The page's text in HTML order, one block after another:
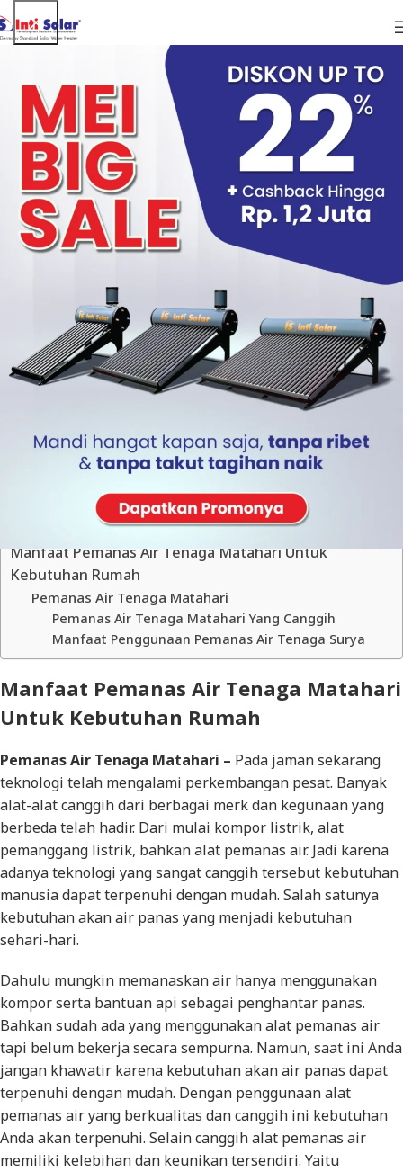
Manfaat Pemanas Air Tenaga Matahari
Untuk Kebutuhan Rumah
Table of Contents
Manfaat Pemanas Air Tenaga Matahari Untuk
Kebutuhan Rumah
Pemanas Air Tenaga Matahari
Pemanas Air Tenaga Matahari Yang Canggih
Manfaat Penggunaan Pemanas Air Tenaga Surya
Manfaat Pemanas Air Tenaga Matahari
Untuk Kebutuhan Rumah
Pemanas Air Tenaga Matahari – Pada jaman sekarang
teknologi telah mengalami perkembangan pesat. Banyak
alat-alat canggih dari berbagai merk dan kegunaan yang
berbeda telah hadir. Dari mulai kompor listrik, alat
pemanggang listrik, bahkan alat pemanas air. Jadi karena
adanya teknologi yang sangat canggih tersebut kebutuhan
manusia dapat terpenuhi dengan mudah. Salah satunya
kebutuhan akan air panas yang menjadi kebutuhan
sehari-hari.
Dahulu mungkin memanaskan air hanya menggunakan
kompor serta bantuan api sebagai penghantar panas.
Bahkan sudah ada yang menggunakan alat pemanas air
tapi belum bekerja secara sempurna. Namun, saat ini Anda
jangan khawatir karena kebutuhan akan air panas dapat
terpenuhi dengan mudah. Dengan penggunaan alat
pemanas air yang berkualitas dan canggih ini kebutuhan
Anda akan terpenuhi. Selain canggih alat pemanas air
memiliki kelebihan dan keunikan tersendiri. Yaitu